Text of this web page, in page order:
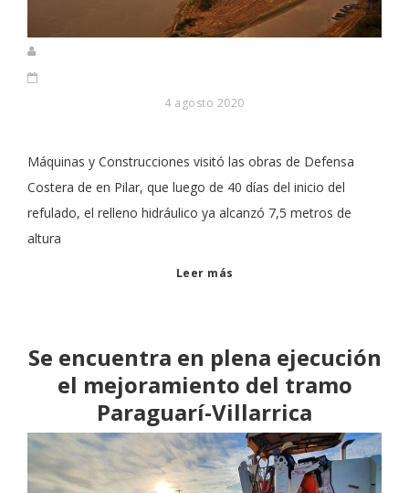
4 agosto 2020
Máquinas y Construcciones visitó las obras de Defensa
Costera de en Pilar, que luego de 40 días del inicio del
refulado, el relleno hidráulico ya alcanzó 7,5 metros de
altura
Leer más
Se encuentra en plena ejecución
el mejoramiento del tramo
Paraguarí-Villarrica